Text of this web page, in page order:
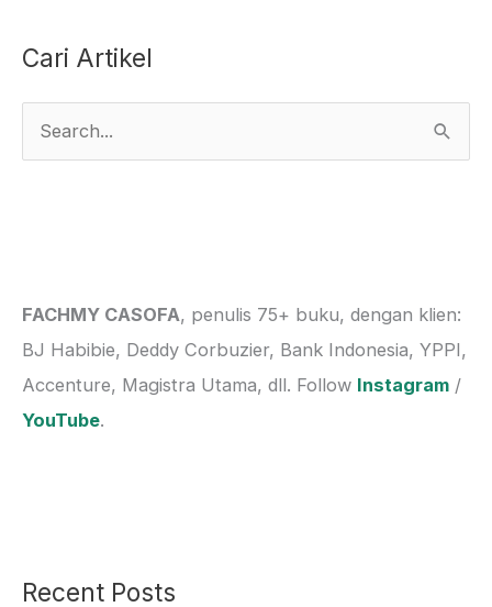
Cari Artikel
h
f
o
r
FACHMY CASOFA, penulis 75+ buku, dengan klien:
BJ Habibie, Deddy Corbuzier, Bank Indonesia, YPPI,
Accenture, Magistra Utama, dll. Follow Instagram /
YouTube.
Recent Posts